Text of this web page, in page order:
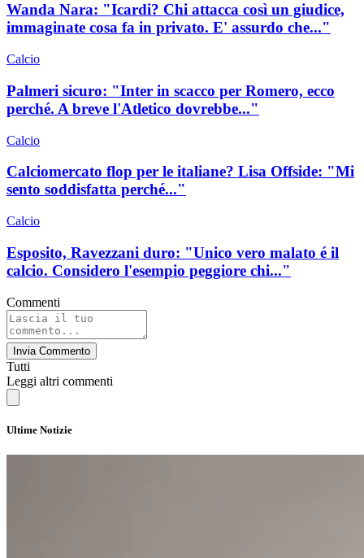
Wanda Nara: "Icardi? Chi attacca così un giudice,
immaginate cosa fa in privato. E' assurdo che..."
Calcio
Palmeri sicuro: "Inter in scacco per Romero, ecco
perché. A breve l'Atletico dovrebbe..."
Calcio
Calciomercato flop per le italiane? Lisa Offside: "Mi
sento soddisfatta perché..."
Calcio
Esposito, Ravezzani duro: "Unico vero malato é il
calcio. Considero l'esempio peggiore chi..."
Commenti
Invia Commento
Tutti
Leggi altri commenti
Ultime Notizie